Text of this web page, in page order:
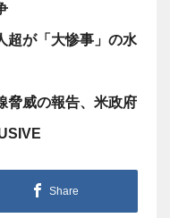
超が「大惨事」の水
脅威の報告、米政府
Share